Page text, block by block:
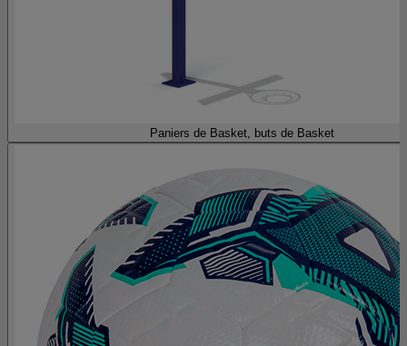
Paniers de Basket, buts de Basket